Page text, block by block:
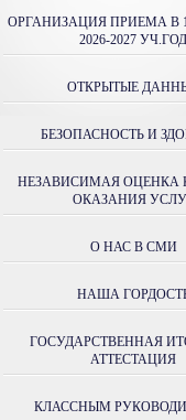
ОРГАНИЗАЦИЯ ПРИЕМА В
2026-2027 УЧ.ГОД
ОТКРЫТЫЕ
БЕЗОПАСНОСТЬ И
НЕЗАВИСИМАЯ ОЦЕНКА
ОКАЗАНИЯ
О НАС В СМИ
НАША
ГОСУДАРСТВЕННАЯ
АТТЕСТАЦИЯ
КЛАССНЫМ